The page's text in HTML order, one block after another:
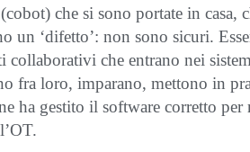
che si sono portate in casa,
un ‘difetto’: non sono sicuri.
collaborativi che entrano nei
fra loro, imparano, mettono in
ha gestito il software corretto